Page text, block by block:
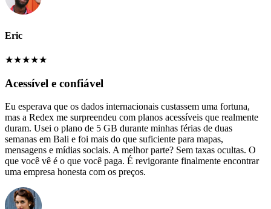
Eric
★★★★★
Acessível e confiável
Eu esperava que os dados internacionais custassem uma fortuna,
mas a Redex me surpreendeu com planos acessíveis que realmente
duram. Usei o plano de 5 GB durante minhas férias de duas
semanas em Bali e foi mais do que suficiente para mapas,
mensagens e mídias sociais. A melhor parte? Sem taxas ocultas. O
que você vê é o que você paga. É revigorante finalmente encontrar
uma empresa honesta com os preços.